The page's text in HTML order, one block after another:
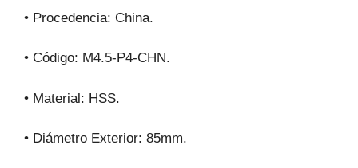
• Procedencia: China.
• Código: M4.5-P4-CHN.
• Material: HSS.
• Diámetro Exterior: 85mm.